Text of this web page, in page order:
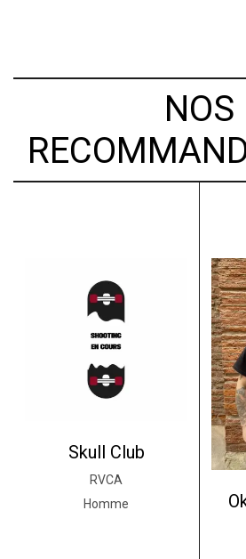
NOS
Skull Club
RVCA
Homme